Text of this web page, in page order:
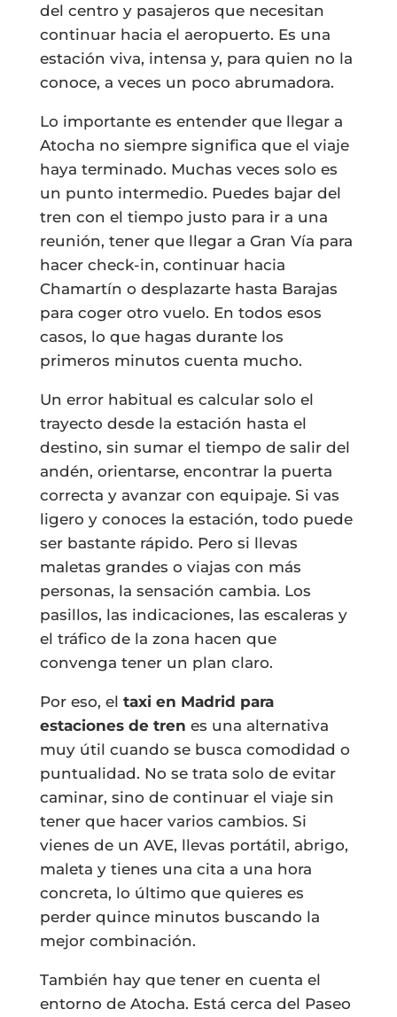
del centro y pasajeros que necesitan
continuar hacia el aeropuerto. Es una
estación viva, intensa y, para quien no la
conoce, a veces un poco abrumadora.
Lo importante es entender que llegar a
Atocha no siempre significa que el viaje
haya terminado. Muchas veces solo es
un punto intermedio. Puedes bajar del
tren con el tiempo justo para ir a una
reunión, tener que llegar a Gran Vía para
hacer check-in, continuar hacia
Chamartín o desplazarte hasta Barajas
para coger otro vuelo. En todos esos
casos, lo que hagas durante los
primeros minutos cuenta mucho.
Un error habitual es calcular solo el
trayecto desde la estación hasta el
destino, sin sumar el tiempo de salir del
andén, orientarse, encontrar la puerta
correcta y avanzar con equipaje. Si vas
ligero y conoces la estación, todo puede
ser bastante rápido. Pero si llevas
maletas grandes o viajas con más
personas, la sensación cambia. Los
pasillos, las indicaciones, las escaleras y
el tráfico de la zona hacen que
convenga tener un plan claro.
Por eso, el taxi en Madrid para
estaciones de tren es una alternativa
muy útil cuando se busca comodidad o
puntualidad. No se trata solo de evitar
caminar, sino de continuar el viaje sin
tener que hacer varios cambios. Si
vienes de un AVE, llevas portátil, abrigo,
maleta y tienes una cita a una hora
concreta, lo último que quieres es
perder quince minutos buscando la
mejor combinación.
También hay que tener en cuenta el
entorno de Atocha. Está cerca del Paseo